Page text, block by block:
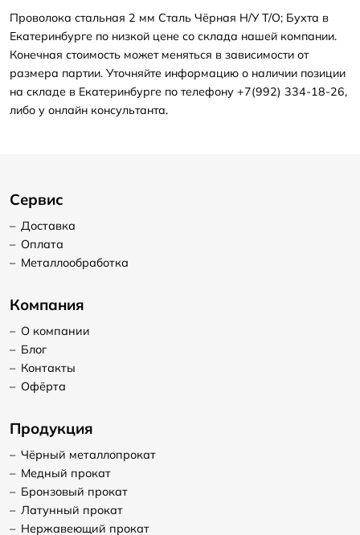
Проволока стальная 2 мм Сталь Чёрная Н/У Т/О; Бухта в
Екатеринбурге по низкой цене со склада нашей компании.
Конечная стоимость может меняться в зависимости от
размера партии. Уточняйте информацию о наличии позиции
на складе в Екатеринбурге по телефону +7(992) 334-18-26,
либо у онлайн консультанта.
Сервис
– Доставка
– Оплата
– Металлообработка
Компания
– О компании
– Блог
– Контакты
– Офёрта
Продукция
– Чёрный металлопрокат
– Медный прокат
– Бронзовый прокат
– Латунный прокат
– Нержавеющий прокат